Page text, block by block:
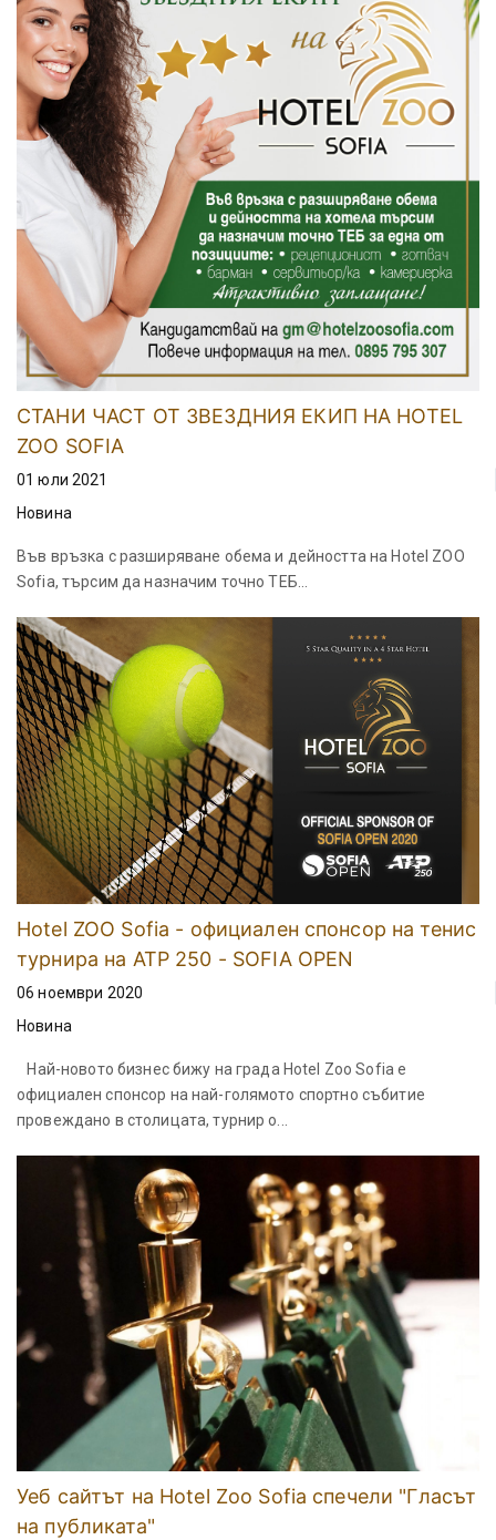
СТАНИ ЧАСТ ОТ ЗВЕЗДНИЯ ЕКИП НА HOTEL
ZOO SOFIA
01 юли 2021
Новина
Във връзка с разширяване обема и дейността на Hotel ZOO
Sofia, търсим да назначим точно ТЕБ...
Hotel ZOO Sofia - официален спонсор на тенис
турнира на ATP 250 - SOFIA OPEN
06 ноември 2020
Новина
Най-новото бизнес бижу на града Hotel Zoo Sofia е
официален спонсор на най-голямото спортно събитие
провеждано в столицата, турнир о...
Уеб сайтът на Hotel Zoo Sofia спечели "Гласът
на публиката"